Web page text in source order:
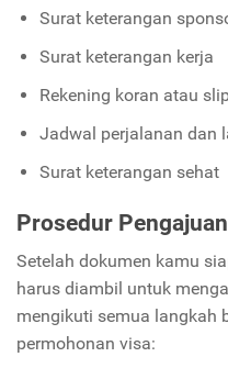
Surat keterangan
Surat keterangan kerja
Rekening koran atau
Jadwal perjalanan dan
Surat keterangan sehat
Prosedur
Setelah dokumen kamu
harus diambil untuk
mengikuti semua langkah
permohonan visa: